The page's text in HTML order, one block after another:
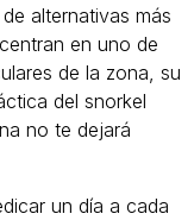
alternativas más
en uno de
de la zona, su
del snorkel
no te dejará
un día a cada